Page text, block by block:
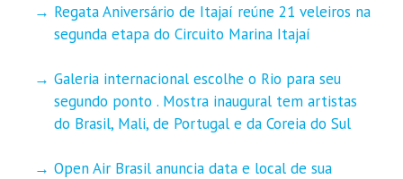
Regata Aniversário de Itajaí reúne 21 veleiros na
segunda etapa do Circuito Marina Itajaí
Galeria internacional escolhe o Rio para seu
segundo ponto . Mostra inaugural tem artistas
do Brasil, Mali, de Portugal e da Coreia do Sul
Open Air Brasil anuncia data e local de sua